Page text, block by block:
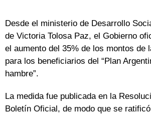
Desde el ministerio de Desarrollo
de Victoria Tolosa Paz, el Gobierno
el aumento del 35% de los montos de
para los beneficiarios del “Plan
hambre”.
La medida fue publicada en la
Boletín Oficial, de modo que se